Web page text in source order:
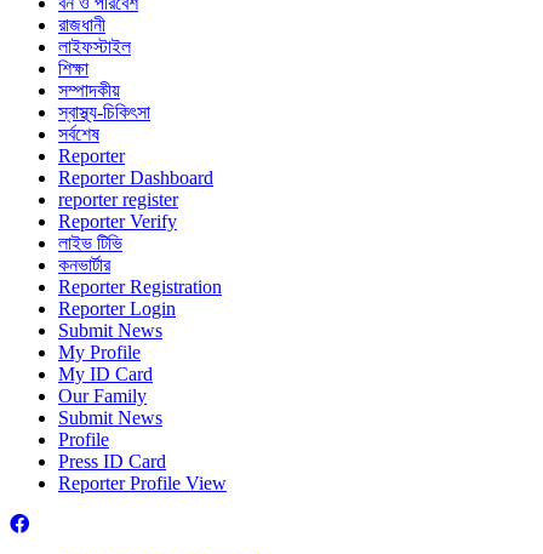
রাজধানী
লাইফস্টাইল
শিক্ষা
সম্পাদকীয়
স্বাস্থ্য-চিকিৎসা
সর্বশেষ
Reporter
Reporter Dashboard
reporter register
Reporter Verify
লাইভ টিভি
কনভার্টার
Reporter Registration
Reporter Login
Submit News
My Profile
My ID Card
Our Family
Submit News
Profile
Press ID Card
Reporter Profile View